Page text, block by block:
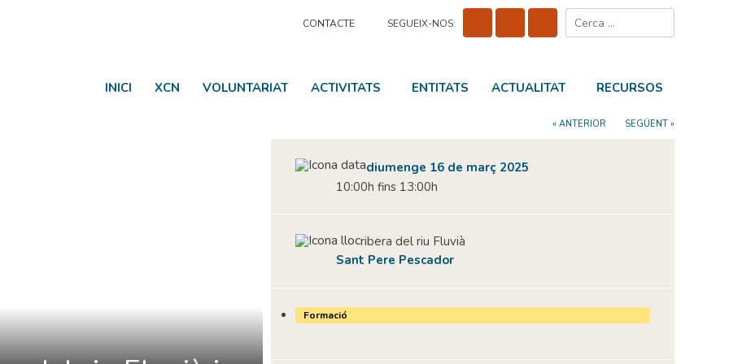
CONTACTE SEGUEIX-NOS:
INICI XCN VOLUNTARIAT ACTIVITATS ENTITATS ACTUALITAT RECURSOS
« ANTERIOR SEGÜENT »
diumenge 16 de març 2025
10:00h fins 13:00h
ribera del riu Fluvià
Sant Pere Pescador
Formació